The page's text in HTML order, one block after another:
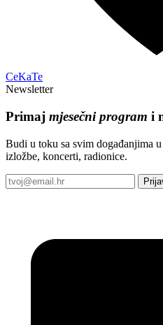
CeKaTe
Newsletter
Primaj mjesečni program i
Budi u toku sa svim događanjima
izložbe, koncerti, radionice.